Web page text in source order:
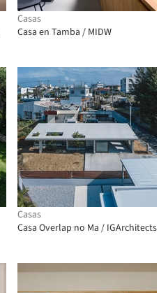
Casas
Casa en Tamba / MIDW
Casas
Casa Overlap no Ma / IGArchitects